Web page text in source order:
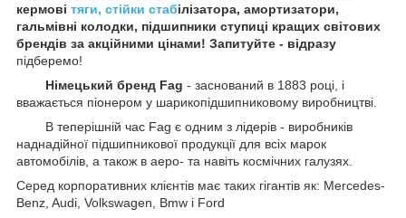
кермові тяги, стійки стабілізатора, амортизатори,
гальмівні колодки, підшипники ступиці кращих світових
брендів за акційними цінами! Запитуйте - відразу
підберемо!
Німецький бренд Fag - заснований в 1883 році, і
вважається піонером у шарикопідшипниковому виробництві.
В теперішній час Fag є одним з лідерів - виробників
наднадійної підшипникової продукції для всіх марок
автомобілів, а також в аеро- та навіть космічних галузях.
Серед корпоративних клієнтів має таких гігантів як: Mercedes-
Benz, Audi, Volkswagen, Bmw і Ford